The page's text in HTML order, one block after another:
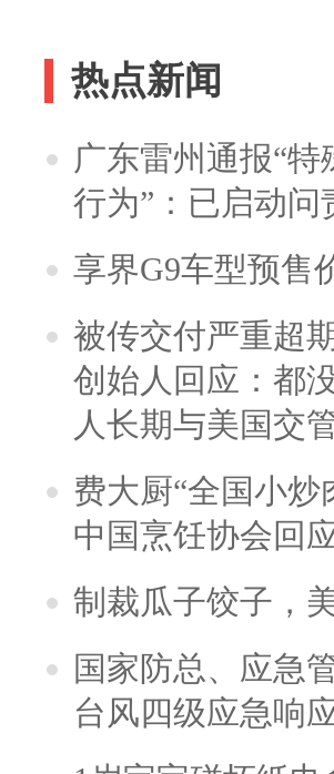
热点新闻
广东雷州通报“
行为”：已启动
享界G9车型预售
被传交付严重超
创始人回应：都
人长期与美国交
费大厨“全国小
中国烹饪协会回
制裁瓜子饺子，
国家防总、应急
台风四级应急响